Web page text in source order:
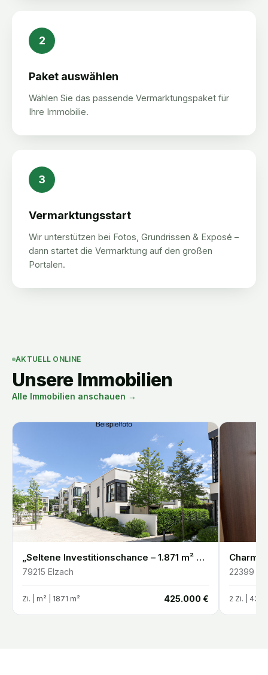
2
Paket auswählen
Wählen Sie das passende Vermarktungspaket für
Ihre Immobilie.
3
Vermarktungsstart
Wir unterstützen bei Fotos, Grundrissen & Exposé –
dann startet die Vermarktung auf den großen
Portalen.
AKTUELL ONLINE
Unsere Immobilien
Alle Immobilien anschauen →
„Seltene Investitionschance – 1.871 m² Entwicklungsgrundstück in Elzach-Oberprechtal“
79215 Elzach
Zi. | m² | 1871 m² 425.000 €
22399
2 Zi. | 43.5